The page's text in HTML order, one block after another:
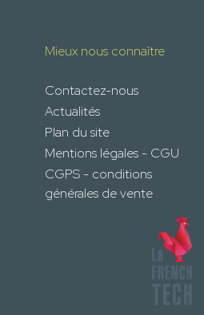
Mieux nous connaître
Contactez-nous
Actualités
Plan du site
Mentions légales - CGU
CGPS - conditions
générales de vente